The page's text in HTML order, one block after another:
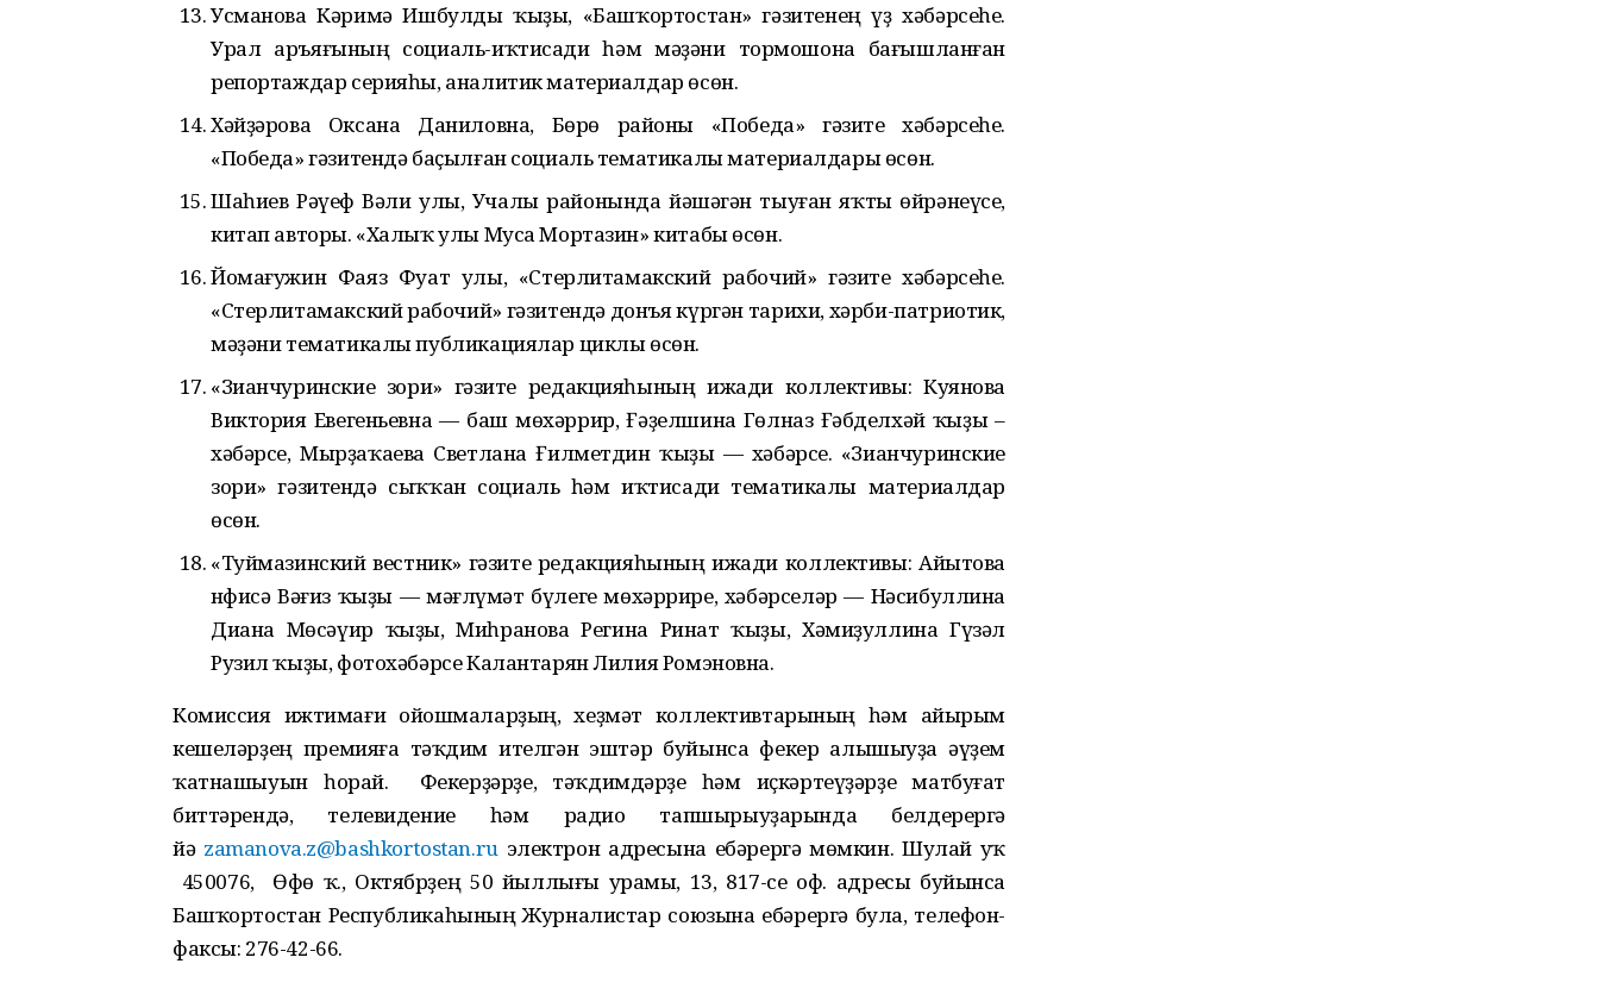
Усманова Кәримә Ишбулды ҡыҙы, «Башҡортостан» гәзитенең үҙ хәбәрсеһе.
Урал аръяғының социаль-иҡтисади һәм мәҙәни тормошона бағышланған
репортаждар серияһы, аналитик материалдар өсөн.
Хәйҙәрова Оксана Даниловна, Бөрө районы «Победа» гәзите хәбәрсеһе.
«Победа» гәзитендә баҫылған социаль тематикалы материалдары өсөн.
Шаһиев Рәүеф Вәли улы, Учалы районында йәшәгән тыуған яҡты өйрәнеүсе,
китап авторы. «Халыҡ улы Муса Мортазин» китабы өсөн.
Йомағужин Фаяз Фуат улы, «Стерлитамакский рабочий» гәзите хәбәрсеһе.
«Стерлитамакский рабочий» гәзитендә донъя күргән тарихи, хәрби-патриотик,
мәҙәни тематикалы публикациялар циклы өсөн.
«Зианчуринские зори» гәзите редакцияһының ижади коллективы: Куянова
Виктория Евегеньевна — баш мөхәррир, Ғәҙелшина Гөлназ Ғәбделхәй ҡыҙы –
хәбәрсе, Мырҙаҡаева Светлана Ғилметдин ҡыҙы — хәбәрсе. «Зианчуринские
зори» гәзитендә сыҡҡан социаль һәм иҡтисади тематикалы материалдар
өсөн.
«Туймазинский вестник» гәзите редакцияһының ижади коллективы: Айытова
Әнфисә Вәғиз ҡыҙы — мәғлүмәт бүлеге мөхәррире, хәбәрселәр — Нәсибуллина
Диана Мөсәүир ҡыҙы, Миһранова Регина Ринат ҡыҙы, Хәмиҙуллина Гүзәл
Рузил ҡыҙы, фотохәбәрсе Калантарян Лилия Ромэновна.
Комиссия ижтимағи ойошмаларҙың, хеҙмәт коллективтарының һәм айырым
кешеләрҙең премияға тәҡдим ителгән эштәр буйынса фекер алышыуҙа әүҙем
ҡатнашыуын һорай. Фекерҙәрҙе, тәҡдимдәрҙе һәм иҫкәртеүҙәрҙе матбуғат
биттәрендә, телевидение һәм радио тапшырыуҙарында белдерергә
йә zamanova.z@bashkortostan.ruэлектрон адресына ебәрергә мөмкин. Шулай уҡ
450076, Өфө ҡ., Октябрҙең 50 йыллығы урамы, 13, 817-се оф. адресы буйынса
Башҡортостан Республикаһының Журналистар союзына ебәрергә була, телефон-
факсы: 276-42-66.